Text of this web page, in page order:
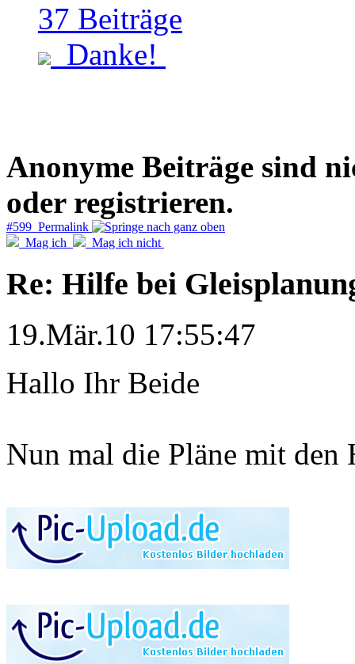
37 Beiträge
Danke!
Anonyme Beiträge sind
oder registrieren.
#599 Permalink
Mag ich
Mag ich nicht
Re: Hilfe bei
19.Mär.10 17:55:47
Hallo Ihr Beide
Nun mal die Pläne mit den